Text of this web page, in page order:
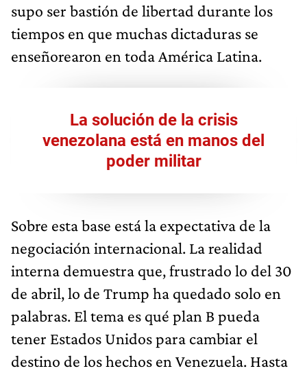
supo ser bastión de libertad durante los
tiempos en que muchas dictaduras se
enseñorearon en toda América Latina.
La solución de la crisis
venezolana está en manos del
poder militar
Sobre esta base está la expectativa de la
negociación internacional. La realidad
interna demuestra que, frustrado lo del 30
de abril, lo de Trump ha quedado solo en
palabras. El tema es qué plan B pueda
tener Estados Unidos para cambiar el
destino de los hechos en Venezuela. Hasta